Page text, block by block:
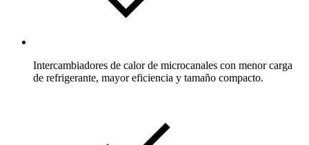
Intercambiadores de calor de microcanales con menor carga
de refrigerante, mayor eficiencia y tamaño compacto.